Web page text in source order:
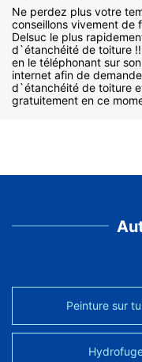
Ne perdez plus votre
conseillons vivement de
Delsuc le plus
d`étanchéité de toiture
en le téléphonant sur
internet afin de
d`étanchéité de toiture
gratuitement en ce
Peinture sur